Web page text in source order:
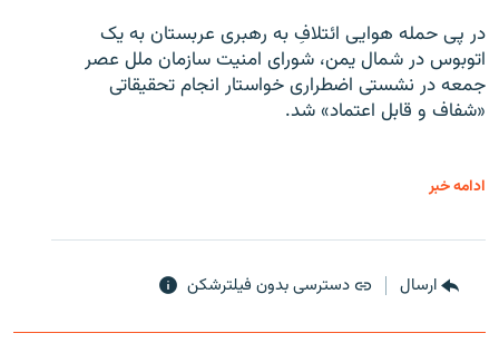
در پی حمله هوایی ائتلافِ به رهبری عربستان به یک
اتوبوس در شمال یمن، شورای امنیت سازمان ملل عصر
جمعه در نشستی اضطراری خواستار انجام تحقیقاتی
«شفاف و قابل اعتماد» شد.
ادامه خبر
ارسال دسترسی بدون فیلترشکن